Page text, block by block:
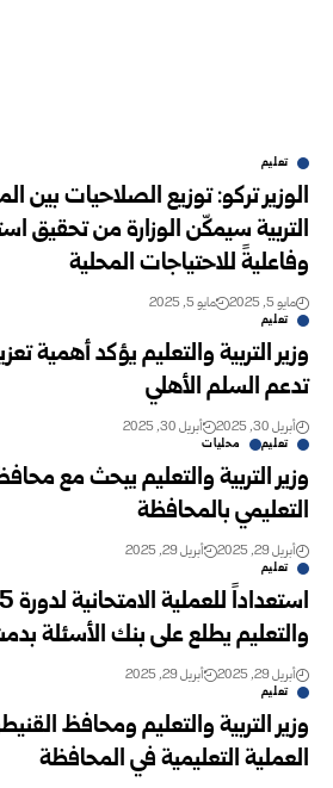
تعليم
الوزير تركو: توزيع الصلاحيات بين
التربية ‏سيمكّن الوزارة من تحقيق
وفاعليةً للاحتياجات ‏المحلية
مايو 5, 2025 مايو 5, 2025
تعليم
وزير التربية والتعليم‏ يؤكد أهمية
تدعم السلم الأهلي
أبريل 30, 2025 أبريل 30, 2025
تعليم محليات
وزير التربية والتعليم يبحث مع
التعليمي بالمحافظة
أبريل 29, 2025 أبريل 29, 2025
تعليم
والتعليم يطلع على بنك الأسئلة
أبريل 29, 2025 أبريل 29, 2025
تعليم
وزير التربية والتعليم ومحافظ
العملية التعليمية في ‏المحافظة